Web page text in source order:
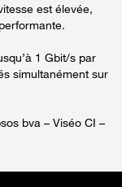
est élevée,
1 Gbit/s par
simultanément sur
bva – Viséo CI –